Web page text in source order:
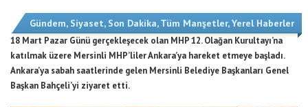
Gündem, Siyaset, Son Dakika,Tüm Manşetler,Yerel Haberler
18 Mart Pazar Günü gerçekleşecek olan MHP 12. Olağan Kurultayı’na
katılmak üzere Mersinli MHP’liler Ankara’ya hareket etmeye başladı.
Ankara’ya sabah saatlerinde gelen Mersinli Belediye Başkanları Genel
Başkan Bahçeli’yi ziyaret etti.